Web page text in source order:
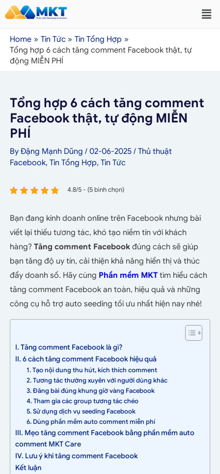
Home Tin Tức
Tin Tổng Hợp
Tổng hợp 6 cách tăng comment Facebook thật, tự
động MIỄN PHÍ
Tổng hợp 6 cách tăng comment
Facebook thật, tự động MIỄN
PHÍ
By Đặng Mạnh Dũng / 02-06-2025 / Thủ thuật
Facebook, Tin Tổng Hợp, Tin Tức
4.8/5 - (5 bình chọn)
Bạn đang kinh doanh online trên Facebook nhưng bài
viết lại thiếu tương tác, khó tạo niềm tin với khách
hàng? Tăng comment Facebook đúng cách sẽ giúp
bạn tăng độ uy tín, cải thiện khả năng hiển thị và thúc
đẩy doanh số. Hãy cùng Phần mềm MKT tìm hiểu cách
tăng comment Facebook an toàn, hiệu quả và những
công cụ hỗ trợ auto seeding tối ưu nhất hiện nay nhé!
I. Tăng comment Facebook là gì?
II. 6 cách tăng comment Facebook hiệu quả
1. Tạo nội dung thu hút, kích thích comment
2. Tương tác thường xuyên với người dùng khác
3. Đăng bài đúng khung giờ vàng Facebook
4. Tham gia các group tương tác chéo
5. Sử dụng dịch vụ seeding Facebook
6. Dùng phần mềm auto comment miễn phí
III. Mẹo tăng comment Facebook bằng phần mềm auto
comment MKT Care
IV. Lưu ý khi tăng comment Facebook
Kết luận